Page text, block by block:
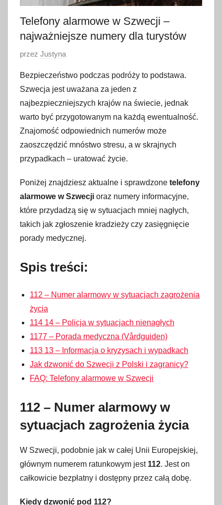
Telefony alarmowe w Szwecji –
najważniejsze numery dla turystów
O
u
b
l
i
k
o
w
n
o
2
4
l
e
o
0
2
6
przez Justyna
Bezpieczeństwo podczas podróży to podstawa.
Szwecja jest uważana za jeden z
najbezpieczniejszych krajów na świecie, jednak
warto być przygotowanym na każdą ewentualność.
Znajomość odpowiednich numerów może
zaoszczędzić mnóstwo stresu, a w skrajnych
przypadkach – uratować życie.
Poniżej znajdziesz aktualne i sprawdzone telefony
alarmowe w Szwecji oraz numery informacyjne,
które przydadzą się w sytuacjach mniej nagłych,
takich jak zgłoszenie kradzieży czy zasięgnięcie
porady medycznej.
Spis treści:
112 – Numer alarmowy w sytuacjach zagrożenia
życia
114 14 – Policja w sytuacjach nienagłych
1177 – Porada medyczna (Vårdguiden)
113 13 – Informacja o kryzysach i wypadkach
Jak dzwonić do Szwecji z Polski i zagranicy?
FAQ: Telefony alarmowe w Szwecji
112 – Numer alarmowy w
sytuacjach zagrożenia życia
W Szwecji, podobnie jak w całej Unii Europejskiej,
głównym numerem ratunkowym jest 112. Jest on
całkowicie bezpłatny i dostępny przez całą dobę.
Kiedy dzwonić pod 112?